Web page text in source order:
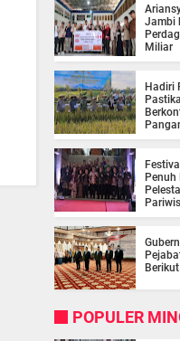
Jambi
Miliar
Hadiri
Penuh
POPULER